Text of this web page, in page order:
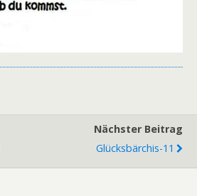
Nächster Beitrag
Glücksbärchis-11